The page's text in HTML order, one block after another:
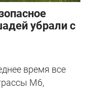
убрали с
время все
М6,